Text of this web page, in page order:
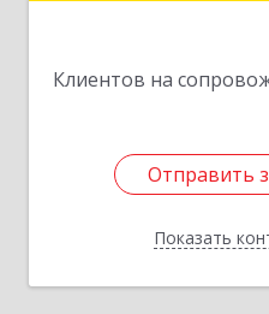
Клиентов на
Отправить
Показать
Отправить
Назад